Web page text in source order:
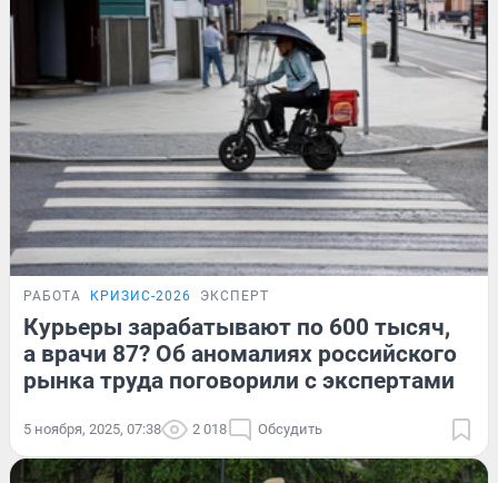
РАБОТА КРИЗИС-2026 ЭКСПЕРТ
Курьеры зарабатывают по 600 тысяч,
а врачи 87? Об аномалиях российского
рынка труда поговорили с экспертами
5 ноября, 2025, 07:38 2 018 Обсудить